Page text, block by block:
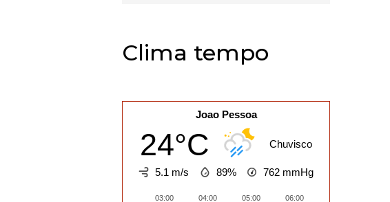
Clima tempo
Joao Pessoa
24°C Chuvisco
5.1 m/s 89% 762 mmHg
03:00 04:00 05:00 06:00